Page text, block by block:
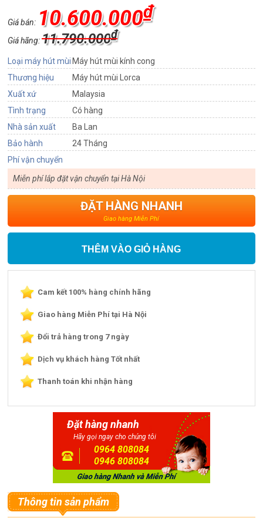
Giá bán: 10.600.000₫
Giá hãng:11.790.000₫
Loại máy hút mùi Máy hút mùi kính cong
Thương hiệu
Máy hút mùi Lorca
Xuất xứ
Malaysia
Tình trạng
Có hàng
Nhà sản xuất
Ba Lan
Bảo hành
24 Tháng
Phí vận chuyển
Miễn phí lắp đặt vận chuyển tại Hà Nội
ĐẶT HÀNG NHANH
Giao hàng Miễn Phí
THÊM VÀO GIỎ HÀNG
Cam kết 100% hàng chính hãng
Giao hàng Miễn Phí tại Hà Nội
Đổi trả hàng trong 7 ngày
Dịch vụ khách hàng Tốt nhất
Thanh toán khi nhận hàng
Đặt hàng nhanh
Hãy gọi ngay cho chúng tôi
0964 808084
0946 808084
Thông tin sản phẩm